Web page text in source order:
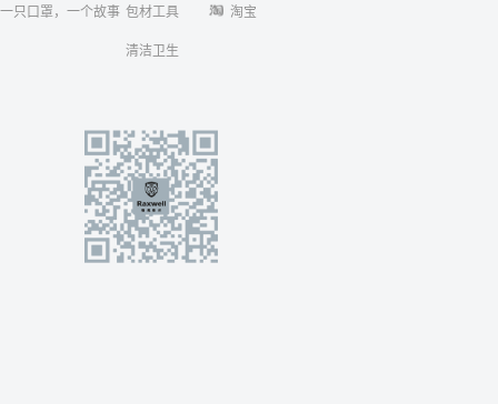
一只口罩，一个故事 包材工具
清洁卫生
淘宝